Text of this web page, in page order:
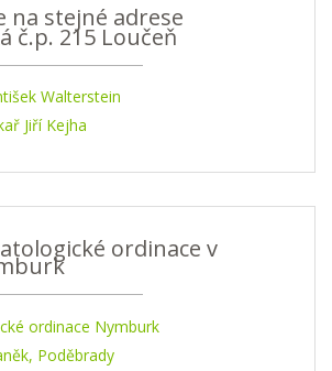
na stejné adrese
č.p. 215 Loučeň
Walterstein
Jiří Kejha
ordinace v
ordinace Nymburk
Poděbrady